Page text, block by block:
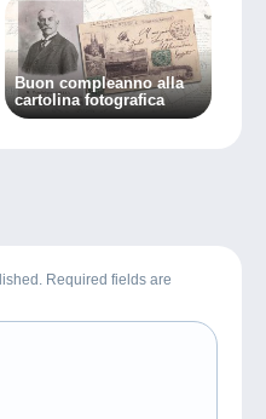
Buon compleanno alla
cartolina fotografica
Required fields are